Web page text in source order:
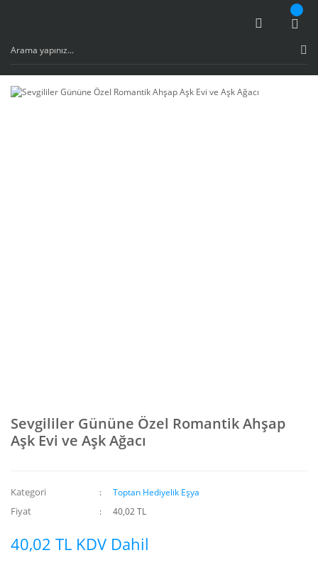
Sevgililer Gününe Özel Romantik Ahşap
Aşk Evi ve Aşk Ağacı
Kategori Toptan Hediyelik Eşya
Fiyat 40,02 TL
40,02 TL KDV Dahil